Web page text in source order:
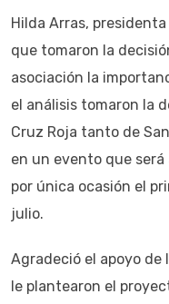
Hilda Arras,
que tomaron la
asociación la
el análisis tomaron la
Cruz Roja tanto de
en un evento que
por única ocasión el
julio.
Agradeció el apoyo de
le plantearon el